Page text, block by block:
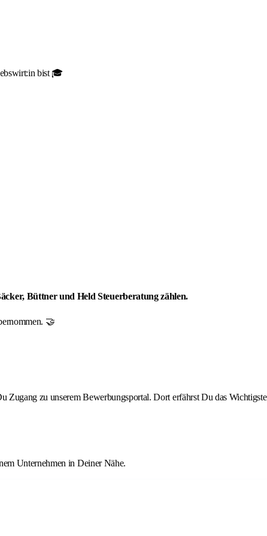
bist 🎓
Büttner und Held Steuerberatung zählen.
🤝
Zugang zu unserem Bewerbungsportal. Dort erfährst Du das Wichtigste
Unternehmen in Deiner Nähe.